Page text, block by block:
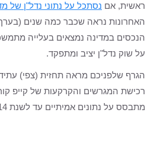
ראשית, אם נסתכל על נתוני נדל"ן של
הנכסים במדינה נמצאים בעלייה
על שוק נדל"ן יציב ומתפקד.
הגרף שלפניכם מראה תחזית (צפי)
רכישת המגרשים והקרקעות של קייפ
מתבסס על נתונים אמיתיים עד לשנת 2014: